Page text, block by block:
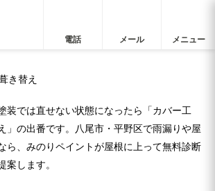
電話 メール メニュー
工法・葺き替え｜八
装では直せない状態になったら「カバー工
」の出番です。八尾市・平野区で雨漏りや屋
ら、みのりペイントが屋根に上って無料診断
案します。